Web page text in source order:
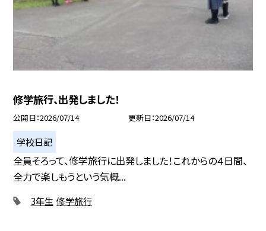
修学旅行、出発しました！
公開日 2026/07/14 更新日 2026/07/14
学校日記
全員そろって、修学旅行に出発しました！これからの４日間、
全力で楽しもうという気概...
3年生 修学旅行